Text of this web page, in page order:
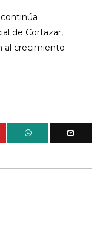
de Cortazar,
al crecimiento